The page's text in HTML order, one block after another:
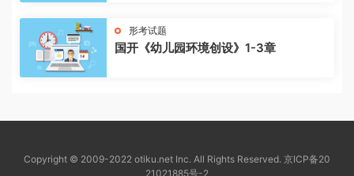
形考试题
国开《幼儿园环境创设》1-3章
Copyright © 2009-2022 otiku.net Inc. All Rights Reserved. 京ICP备20
21021885号-2